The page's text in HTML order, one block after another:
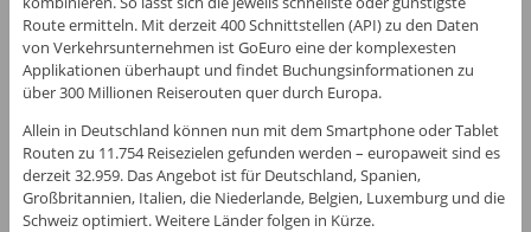
Route ermitteln. Mit derzeit 400 Schnittstellen (API) zu den Daten
von Verkehrsunternehmen ist GoEuro eine der komplexesten
Applikationen überhaupt und findet Buchungsinformationen zu
über 300 Millionen Reiserouten quer durch Europa.
Allein in Deutschland können nun mit dem Smartphone oder Tablet
Routen zu 11.754 Reisezielen gefunden werden – europaweit sind es
derzeit 32.959. Das Angebot ist für Deutschland, Spanien,
Großbritannien, Italien, die Niederlande, Belgien, Luxemburg und die
Schweiz optimiert. Weitere Länder folgen in Kürze.